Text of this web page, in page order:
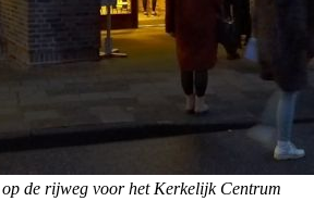
de rijweg voor het Kerkelijk Centrum